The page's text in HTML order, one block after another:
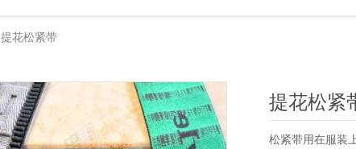
提花松紧带
提花松紧
松紧带用在服装